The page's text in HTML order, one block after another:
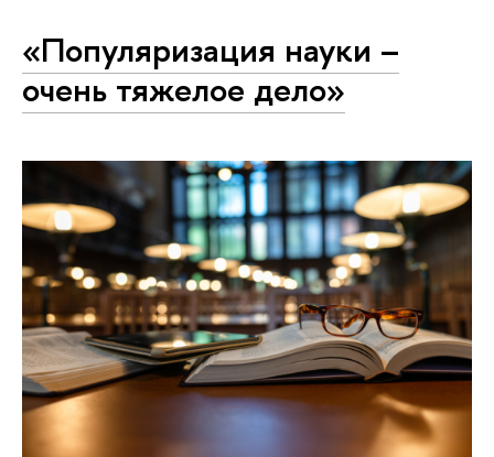
«Популяризация науки –
очень тяжелое дело»